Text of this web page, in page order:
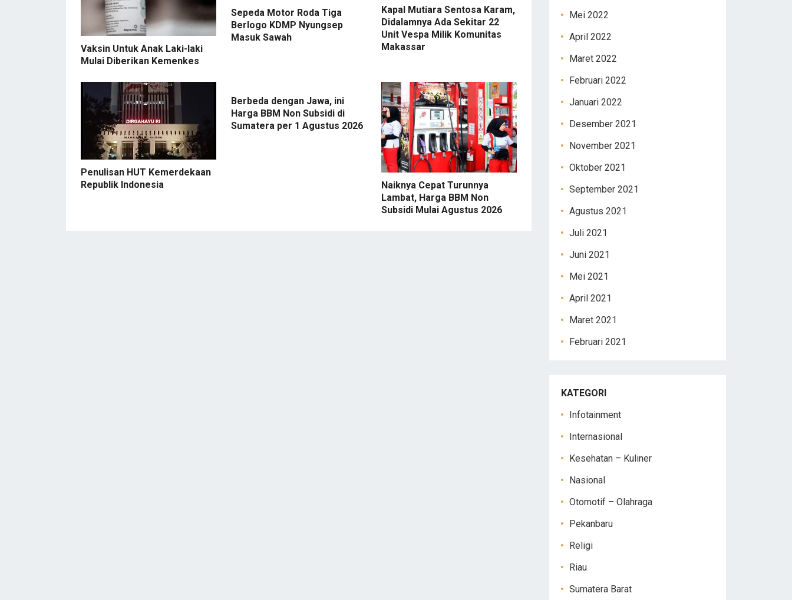
Vaksin Untuk Anak Laki-laki
Mulai Diberikan Kemenkes
Sepeda Motor Roda Tiga
Berlogo KDMP Nyungsep
Masuk Sawah
Kapal Mutiara Sentosa Karam,
Didalamnya Ada Sekitar 22
Unit Vespa Milik Komunitas
Makassar
Penulisan HUT Kemerdekaan
Republik Indonesia
Berbeda dengan Jawa, ini
Harga BBM Non Subsidi di
Sumatera per 1 Agustus 2026
Naiknya Cepat Turunnya
Lambat, Harga BBM Non
Subsidi Mulai Agustus 2026
Mei 2022
April 2022
Maret 2022
Februari 2022
Januari 2022
Desember 2021
November 2021
Oktober 2021
September 2021
Agustus 2021
Juli 2021
Juni 2021
Mei 2021
April 2021
Maret 2021
Februari 2021
KATEGORI
Infotainment
Internasional
Kesehatan – Kuliner
Nasional
Otomotif – Olahraga
Pekanbaru
Religi
Riau
Sumatera Barat